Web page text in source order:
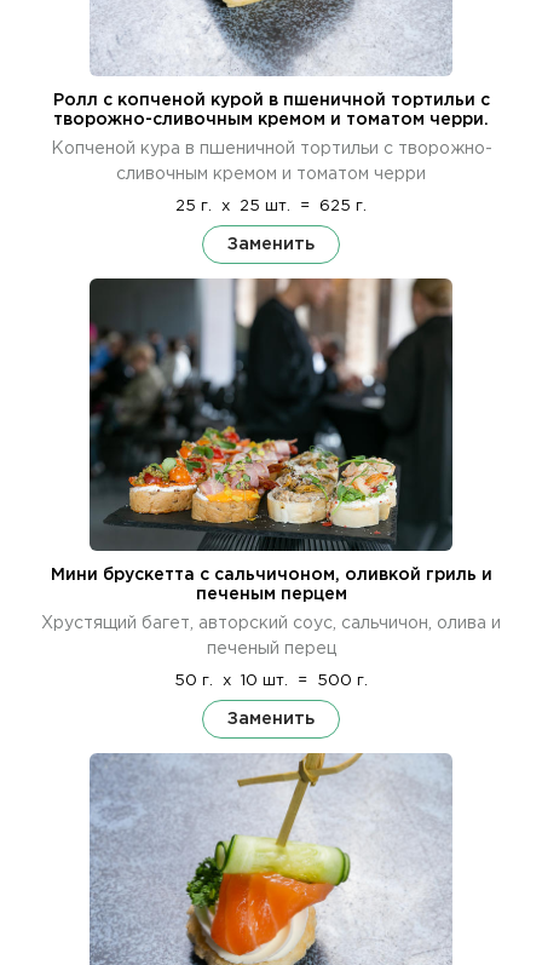
Ролл с копченой курой в пшеничной тортильи с
творожно-сливочным кремом и томатом черри.
Копченой кура в пшеничной тортильи с творожно-
сливочным кремом и томатом черри
25 г. x 25 шт. = 625 г.
Заменить
Мини брускетта с сальчичоном, оливкой гриль и
печеным перцем
Хрустящий багет, авторский соус, сальчичон, олива и
печеный перец
50 г. x 10 шт. = 500 г.
Заменить